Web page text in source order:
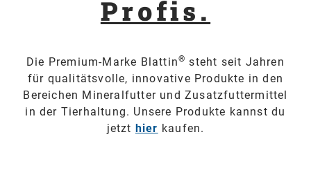
Profis.
Die Premium-Marke Blattin® steht seit Jahren
für qualitätsvolle, innovative Produkte in den
Bereichen Mineralfutter und Zusatzfuttermittel
in der Tierhaltung. Unsere Produkte kannst du
jetzt hier kaufen.